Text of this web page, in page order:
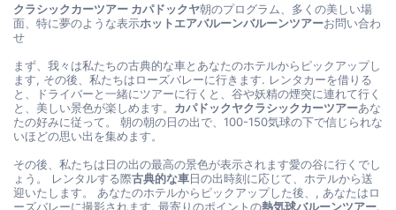
クラシックカーツアー カパドックヤ朝のプログラム、多くの美しい場
面、特に夢のような表示ホットエアバルーンバルーンツアーお問い合わ
せ
まず、我々は私たちの古典的な車とあなたのホテルからピックアップし
ます, その後、私たちはローズバレーに行きます. レンタカーを借りる
と、ドライバーと一緒にツアーに行くと、谷や妖精の煙突に連れて行く
と、美しい景色が楽しめます。 カパドックヤクラシックカーツアーあな
たの好みに従って。 朝の朝の日の出で、100-150気球の下で信じられな
いほどの思い出を集めます。
その後、私たちは日の出の最高の景色が表示されます愛の谷に行くでし
ょう。 レンタルする際古典的な車日の出時刻に応じて、ホテルから送
迎いたします。 あなたのホテルからピックアップした後、, あなたはロ
ーズバレーに撮影されます, 最寄りのポイントの熱気球バルーンツアー.